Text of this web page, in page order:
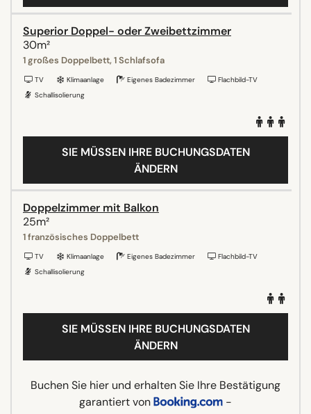
Superior Doppel- oder Zweibettzimmer
30m²
1 großes Doppelbett, 1 Schlafsofa
TV Klimaanlage Eigenes Badezimmer
Flachbild-TV
Schallisolierung
SIE MÜSSEN IHRE BUCHUNGSDATEN
ÄNDERN
Doppelzimmer mit Balkon
25m²
1 französisches Doppelbett
TV Klimaanlage Eigenes Badezimmer
Flachbild-TV
Schallisolierung
SIE MÜSSEN IHRE BUCHUNGSDATEN
ÄNDERN
Buchen Sie hier und erhalten Sie Ihre Bestätigung
garantiert von
-